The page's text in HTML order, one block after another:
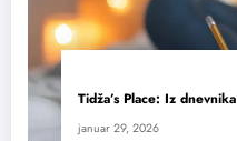
Tidža’s Place: Iz dnevnika
januar 29, 2026